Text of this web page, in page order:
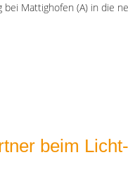
bei Mattighofen (A) in die
beim